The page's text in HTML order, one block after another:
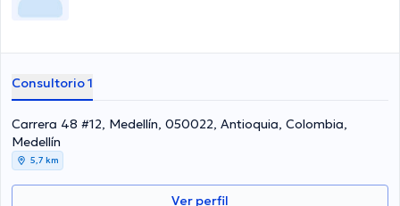
Consultorio 1
Carrera 48 #12, Medellín, 050022, Antioquia, Colombia,
Medellín
5,7 km
Ver perfil